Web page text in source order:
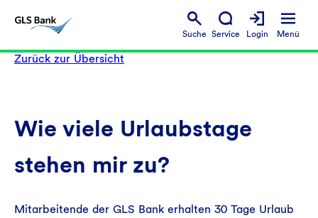
Suche Service Login Menü
Zurück zur Übersicht
Wie viele Urlaubstage
stehen mir zu?
Mitarbeitende der GLS Bank erhalten 30 Tage Urlaub